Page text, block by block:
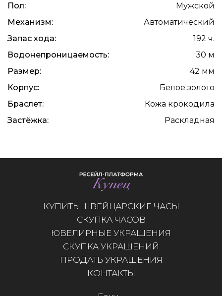
Пол:
Мужской
Механизм:
Автоматический
Запас хода:
192 ч.
Водонепроницаемость:
30 м
Размер:
42 мм
Корпус:
Белое золото
Браслет:
Кожа крокодила
Застёжка:
Раскладная
КУПИТЬ ШВЕЙЦАРСКИЕ ЧАСЫ
СКУПКА ЧАСОВ
ЮВЕЛИРНЫЕ УКРАШЕНИЯ
СКУПКА УКРАШЕНИЙ
ПРОДАТЬ УКРАШЕНИЯ
КОНТАКТЫ